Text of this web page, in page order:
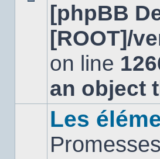
Aucun
message
non
[phpBB
[ROOT]/
on line
an object
Les